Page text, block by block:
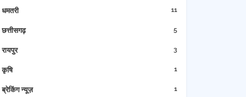
धमतरी 11
छत्तीसगढ़ 5
रायपुर 3
कृषि 1
ब्रेकिंग न्यूज़ 1